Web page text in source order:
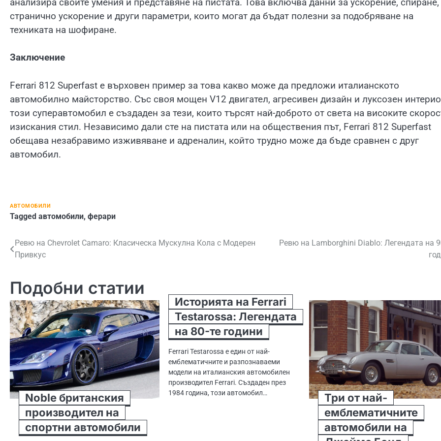
странично ускорение и други параметри, които могат да бъдат полезни за подобряване на
техниката на шофиране.
Заключение
Ferrari 812 Superfast е върховен пример за това какво може да предложи италианското
автомобилно майсторство. Със своя мощен V12 двигател, агресивен дизайн и луксозен
този суперавтомобил е създаден за тези, които търсят най-доброто от света на високите
изискания стил. Независимо дали сте на пистата или на обществения път, Ferrari 812 Superfast
обещава незабравимо изживяване и адреналин, който трудно може да бъде сравнен с друг
автомобил.
АВТОМОБИЛИ
Tagged автомобили, ферари
Навигация
Ревю на Chevrolet Camaro: Класическа Мускулна Кола с Модерен
Привкус
Ревю на Lamborghini Diablo: Легендата на
Подобни статии
Noble британския
производител на
спортни автомобили
Историята на Ferrari
Testarossa: Легендата
на 80-те години
Ferrari Testarossa е един от най-
емблематичните и разпознаваеми
модели на италианския автомобилен
производител Ferrari. Създаден през
1984 година, този автомобил…
Три от най-
емблематичните
автомобили на